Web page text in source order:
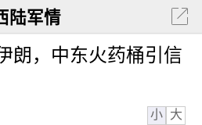
陆军情
朗，中东火药桶引信
小 大